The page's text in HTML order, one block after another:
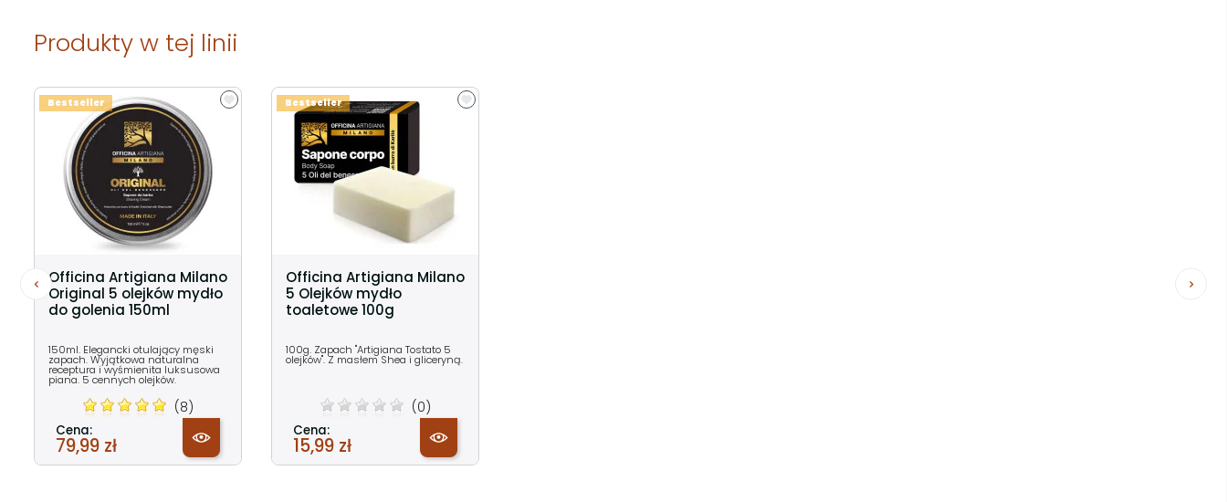
Produkty w tej linii
Officina Artigiana Milano
Original 5 olejków mydło
do golenia 150ml
150ml. Elegancki otulający męski
zapach. Wyjątkowa naturalna
receptura i wyśmienita luksusowa
piana. 5 cennych olejków.
(8)
Cena:
79,99 zł
Bestseller
Officina Artigiana Milano
5 Olejków mydło
toaletowe 100g
100g. Zapach "Artigiana Tostato 5
olejków". Z masłem Shea i gliceryną.
(0)
Cena:
15,99 zł
Bestseller